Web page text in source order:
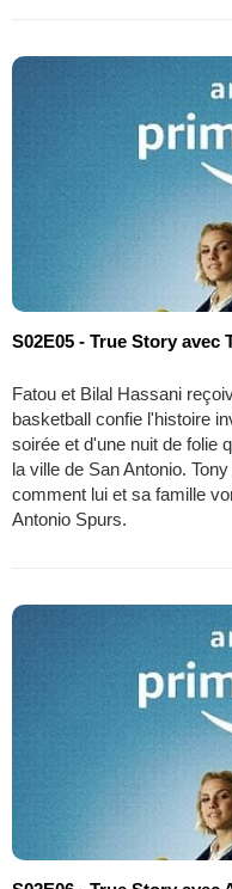
S02E05 - True Story avec
Fatou et Bilal Hassani
basketball confie l'histoire
soirée et d'une nuit de folie
la ville de San Antonio.
comment lui et sa famille
Antonio Spurs.